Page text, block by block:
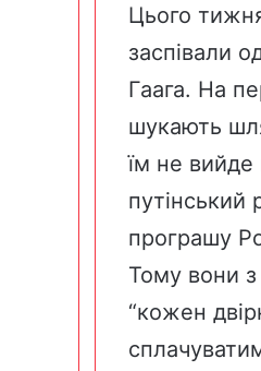
Цього
заспівали
Гаага. На
шукають
їм не вийде
путінський
програшу
Тому вони
“кожен